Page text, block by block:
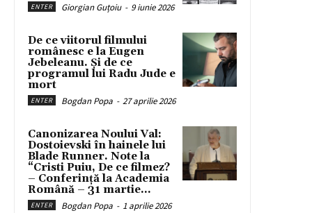
ENTER Giorgian Guțoiu - 9 iunie 2026
De ce viitorul filmului
românesc e la Eugen
Jebeleanu. Și de ce
programul lui Radu Jude e
mort
ENTER Bogdan Popa - 27 aprilie 2026
Canonizarea Noului Val:
Dostoievski în hainele lui
Blade Runner. Note la
“Cristi Puiu, De ce filmez?
– Conferință la Academia
Română – 31 martie...
ENTER Bogdan Popa - 1 aprilie 2026